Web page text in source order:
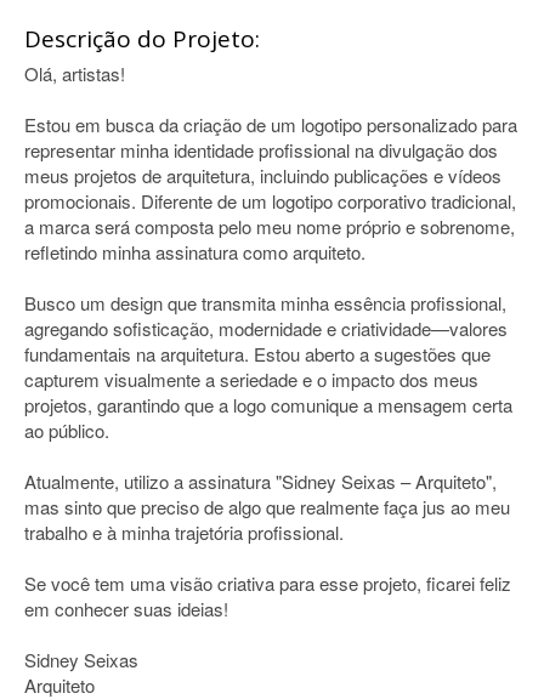
Descrição do Projeto:
Olá, artistas!
Estou em busca da criação de um logotipo personalizado para
representar minha identidade profissional na divulgação dos
meus projetos de arquitetura, incluindo publicações e vídeos
promocionais. Diferente de um logotipo corporativo tradicional,
a marca será composta pelo meu nome próprio e sobrenome,
refletindo minha assinatura como arquiteto.
Busco um design que transmita minha essência profissional,
agregando sofisticação, modernidade e criatividade—valores
fundamentais na arquitetura. Estou aberto a sugestões que
capturem visualmente a seriedade e o impacto dos meus
projetos, garantindo que a logo comunique a mensagem certa
ao público.
Atualmente, utilizo a assinatura "Sidney Seixas – Arquiteto",
mas sinto que preciso de algo que realmente faça jus ao meu
trabalho e à minha trajetória profissional.
Se você tem uma visão criativa para esse projeto, ficarei feliz
em conhecer suas ideias!
Sidney Seixas
Arquiteto